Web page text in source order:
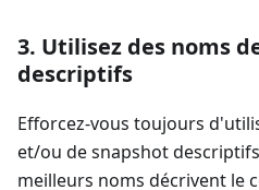
3. Utilisez des noms
descriptifs
Efforcez-vous toujours
et/ou de snapshot
meilleurs noms décrivent le